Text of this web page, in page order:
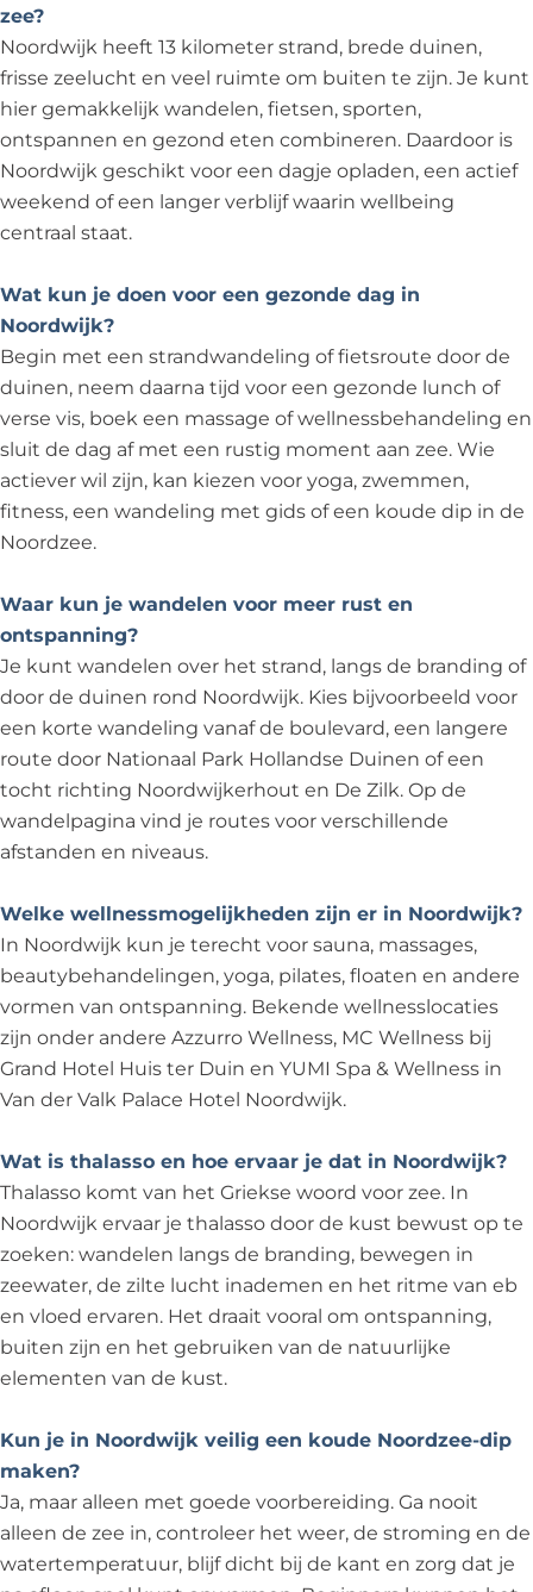
zee?
Noordwijk heeft 13 kilometer strand, brede duinen,
frisse zeelucht en veel ruimte om buiten te zijn. Je kunt
hier gemakkelijk wandelen, fietsen, sporten,
ontspannen en gezond eten combineren. Daardoor is
Noordwijk geschikt voor een dagje opladen, een actief
weekend of een langer verblijf waarin wellbeing
centraal staat.
Wat kun je doen voor een gezonde dag in
Noordwijk?
Begin met een strandwandeling of fietsroute door de
duinen, neem daarna tijd voor een gezonde lunch of
verse vis, boek een massage of wellnessbehandeling en
sluit de dag af met een rustig moment aan zee. Wie
actiever wil zijn, kan kiezen voor yoga, zwemmen,
fitness, een wandeling met gids of een koude dip in de
Noordzee.
Waar kun je wandelen voor meer rust en
ontspanning?
Je kunt wandelen over het strand, langs de branding of
door de duinen rond Noordwijk. Kies bijvoorbeeld voor
een korte wandeling vanaf de boulevard, een langere
route door Nationaal Park Hollandse Duinen of een
tocht richting Noordwijkerhout en De Zilk. Op de
wandelpagina vind je routes voor verschillende
afstanden en niveaus.
Welke wellnessmogelijkheden zijn er in Noordwijk?
In Noordwijk kun je terecht voor sauna, massages,
beautybehandelingen, yoga, pilates, floaten en andere
vormen van ontspanning. Bekende wellnesslocaties
zijn onder andere Azzurro Wellness, MC Wellness bij
Grand Hotel Huis ter Duin en YUMI Spa & Wellness in
Van der Valk Palace Hotel Noordwijk.
Wat is thalasso en hoe ervaar je dat in Noordwijk?
Thalasso komt van het Griekse woord voor zee. In
Noordwijk ervaar je thalasso door de kust bewust op te
zoeken: wandelen langs de branding, bewegen in
zeewater, de zilte lucht inademen en het ritme van eb
en vloed ervaren. Het draait vooral om ontspanning,
buiten zijn en het gebruiken van de natuurlijke
elementen van de kust.
Kun je in Noordwijk veilig een koude Noordzee-dip
maken?
Ja, maar alleen met goede voorbereiding. Ga nooit
alleen de zee in, controleer het weer, de stroming en de
watertemperatuur, blijf dicht bij de kant en zorg dat je